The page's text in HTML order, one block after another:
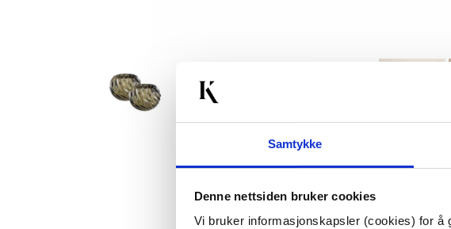
Samtykke
Denne nettsiden bruker cookies
Vi bruker informasjonskapsler (cookies) for å